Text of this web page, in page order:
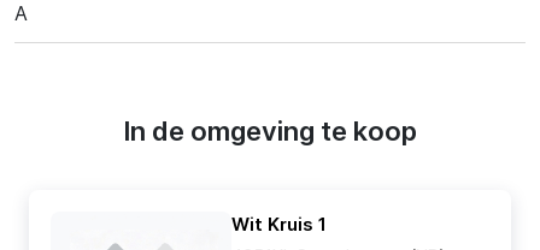
A
In de omgeving te koop
Wit Kruis 1